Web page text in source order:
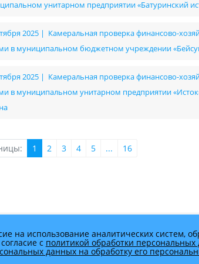
унитарном предприятии «Батуринский
2025 | Камеральная проверка финансово-
в муниципальном бюджетном учреждении
2025 | Камеральная проверка финансово-
в муниципальном унитарном предприятии
1 2 3 4 5 ... 16
на использование аналитических систем,
с политикой обработки персональных
данных на обработку его